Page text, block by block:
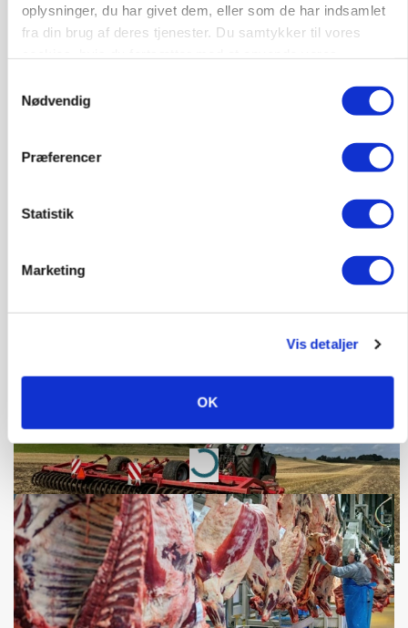
oplysninger, du har givet dem, eller som de har indsamlet
fra din brug af deres tjenester. Du samtykker til vores
Nødvendig
Præferencer
Statistik
Marketing
Vis detaljer
OK
Annonce
KVÆG
Snart kan man søge tilskud til naturprojekter
Før såmaskinen kører: Her er efterårets største
Loading...